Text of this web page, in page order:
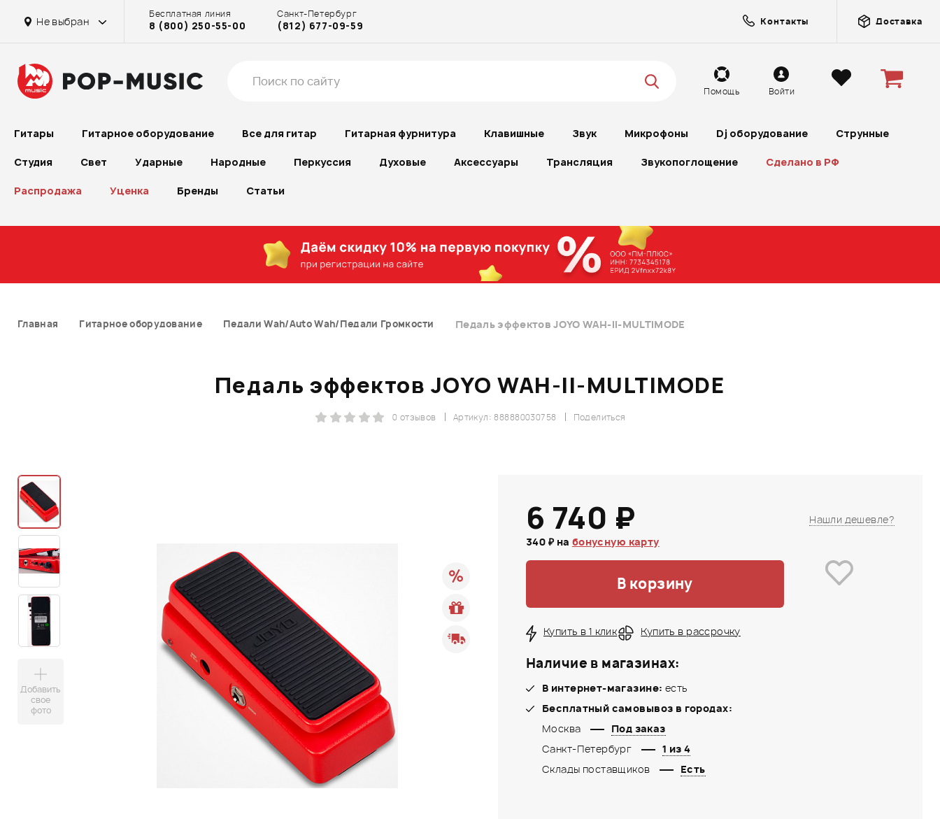
Не выбран
Бесплатная линия
8 (800) 250-55-00
Санкт-Петербург
(812) 677-09-59 Контакты Доставка
Помощь Войти
Гитары Гитарное оборудование Все для гитар Гитарная фурнитура Клавишные Звук Микрофоны Dj оборудование Струнные
Студия Свет Ударные Народные Перкуссия Духовые Аксессуары Трансляция Звукопоглощение Сделано в РФ
Распродажа Уценка Бренды Статьи
Главная Гитарное оборудование Педали Wah/Auto Wah/Педали Громкости Педаль эффектов JOYO WAH-II-MULTIMODE
Педаль эффектов JOYO WAH-II-MULTIMODE
Поделиться
Артикул: 888880030758
0 отзывов
Добавить
свое
фото
6 740 ₽
340 ₽ на бонусную карту
Нашли дешевле?
В корзину
Купить в 1 клик Купить в рассрочку
Наличие в магазинах:
В интернет-магазине: есть
Бесплатный самовывоз в городах:
Москва
Под заказ
Санкт-Петербург
1 из 4
Склады поставщиков
Есть